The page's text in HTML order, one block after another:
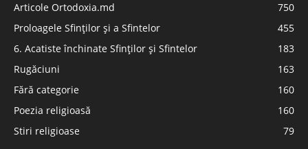
Articole Ortodoxia.md
750
Proloagele Sfinților și a Sfintelor
455
6. Acatiste închinate Sfinților și Sfintelor
183
Rugăciuni
163
Fără categorie
160
Poezia religioasă
160
Stiri religioase
79